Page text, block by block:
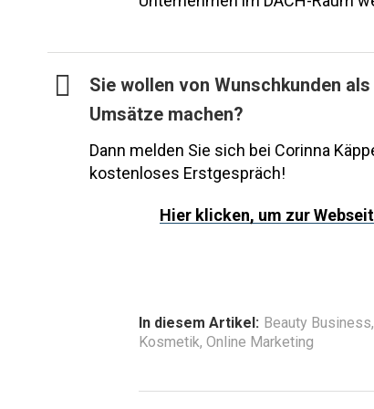
Sie wollen von Wunschkunden
Umsätze machen?
Dann melden Sie sich bei Corinna
kostenloses Erstgespräch!
Hier klicken, um zur
In diesem Artikel: Beauty Business,
Kosmetik, Online Marketing